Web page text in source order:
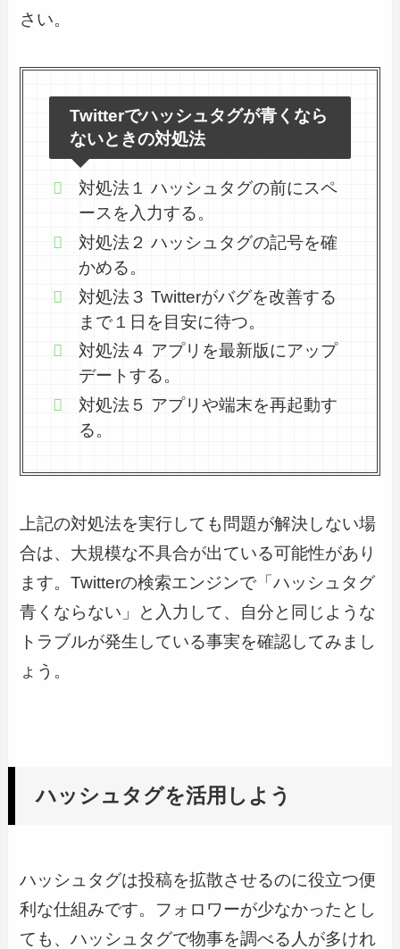
さい。
Twitterでハッシュタグが青くなら
ないときの対処法
対処法１ ハッシュタグの前にスペ
ースを入力する。
対処法２ ハッシュタグの記号を確
かめる。
対処法３ Twitterがバグを改善する
まで１日を目安に待つ。
対処法４ アプリを最新版にアップ
デートする。
対処法５ アプリや端末を再起動す
る。
上記の対処法を実行しても問題が解決しない場
合は、大規模な不具合が出ている可能性があり
ます。Twitterの検索エンジンで「ハッシュタグ
青くならない」と入力して、自分と同じような
トラブルが発生している事実を確認してみまし
ょう。
ハッシュタグを活用しよう
ハッシュタグは投稿を拡散させるのに役立つ便
利な仕組みです。フォロワーが少なかったとし
ても、ハッシュタグで物事を調べる人が多けれ